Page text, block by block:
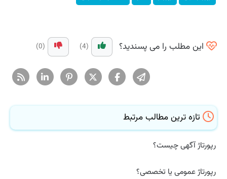
این مطلب را می پسندید؟ (4)
(0)
تازه ترین مطالب مرتبط
رپورتاژ آگهی چیست؟
رپورتاژ عمومی یا تخصصی؟